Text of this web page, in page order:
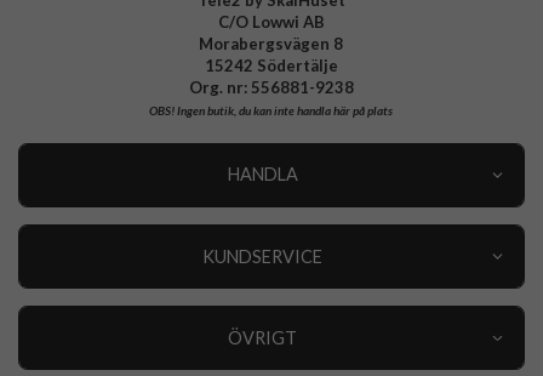
C/O Lowwi AB
Morabergsvägen 8
15242 Södertälje
Org. nr: 556881-9238
OBS!Ingen butik, du kan inte handla här på plats
HANDLA
KUNDSERVICE
ÖVRIGT